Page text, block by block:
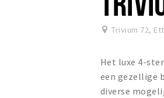
Trivium 72,
Het luxe 4-
een gezellige
diverse